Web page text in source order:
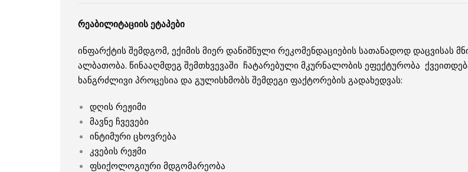
რეაბილიტაციის ეტაპები
ინფარქტის შემდგომ, ექიმის მიერ დანიშნული რეკომენდაციების სათანადოდ დაცვისას
ალბათობა. წინააღმდეგ შემთხვევაში ჩატარებული მკურნალობის ეფექტურობა
ხანგრძლივი პროცესია და გულისხმობს შემდეგი ფაქტორების გადახედვას:
დღის რეჟიმი
მავნე ჩვევები
ინტიმური ცხოვრება
კვების რეჟმი
ფსიქოლოგიური მდგომარეობა